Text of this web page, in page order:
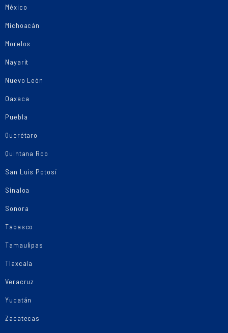
México
Michoacán
Morelos
Nayarit
Nuevo León
Oaxaca
Puebla
Querétaro
Quintana Roo
San Luis Potosí
Sinaloa
Sonora
Tabasco
Tamaulipas
Tlaxcala
Veracruz
Yucatán
Zacatecas